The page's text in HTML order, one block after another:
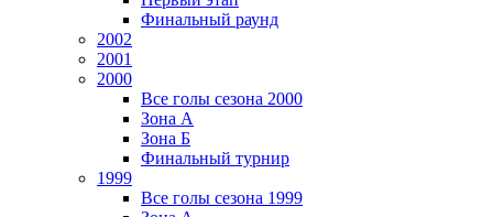
Финальный раунд
2002
2001
2000
Все голы сезона 2000
Зона А
Зона Б
Финальный турнир
1999
Все голы сезона 1999